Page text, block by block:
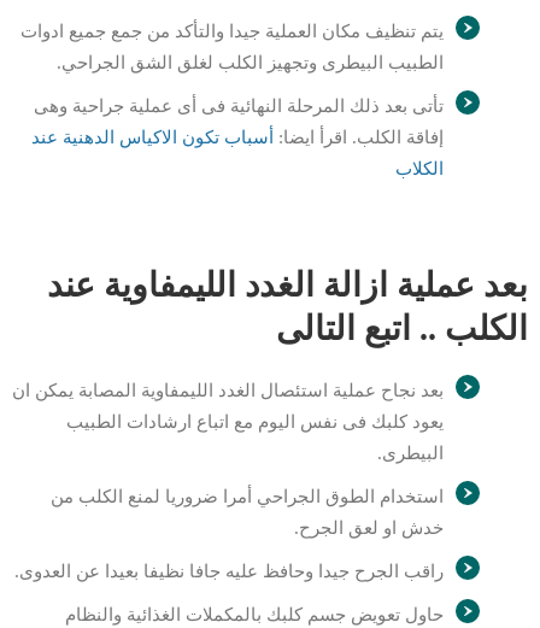
يتم تنظيف مكان العملية جيدا والتأكد من جمع جميع ادوات
الطبيب البيطرى وتجهيز الكلب لغلق الشق الجراحي.
تأتى بعد ذلك المرحلة النهائية فى أى عملية جراحية وهى
إفاقة الكلب. اقرأ ايضا:
أسباب تكون الاكياس الدهنية عند
الكلاب
بعد عملية ازالة الغدد الليمفاوية عند
الكلب .. اتبع التالى
بعد نجاح عملية استئصال الغدد الليمفاوية المصابة يمكن ان
يعود كلبك فى نفس اليوم مع اتباع ارشادات الطبيب
البيطرى.
استخدام الطوق الجراحي أمرا ضروريا لمنع الكلب من
خدش او لعق الجرح.
راقب الجرح جيدا وحافظ عليه جافا نظيفا بعيدا عن العدوى.
حاول تعويض جسم كلبك بالمكملات الغذائية والنظام